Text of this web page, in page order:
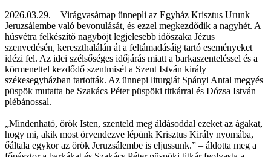
2026.03.29. – Virágvasárnap ünnepli az Egyház Krisztus Urunk
Jeruzsálembe való bevonulását, és ezzel megkezdődik a nagyhét. A
húsvétra felkészítő nagyböjt legjelesebb időszaka Jézus
szenvedésén, kereszthalálán át a feltámadásáig tartó eseményeket
idézi fel. Az idei szélsőséges időjárás miatt a barkaszenteléssel és a
körmenettel kezdődő szentmisét a Szent István király
székesegyházban tartották. Az ünnepi liturgiát Spányi Antal megyés
püspök mutatta be Szakács Péter püspöki titkárral és Dózsa István
plébánossal.
„Mindenható, örök Isten, szenteld meg áldásoddal ezeket az ágakat,
hogy mi, akik most örvendezve lépünk Krisztus Király nyomába,
őáltala egykor az örök Jeruzsálembe is eljussunk.” – áldotta meg a